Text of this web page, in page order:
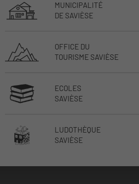
MUNICIPALITÉ
DE SAVIÈSE
OFFICE DU
TOURISME SAVIÈSE
ECOLES
SAVIÈSE
LUDOTHÈQUE
SAVIÈSE